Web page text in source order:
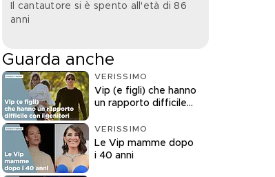
Il cantautore si è spento all'età di 86
anni
Guarda anche
VERISSIMO
Vip (e figli) che hanno
un rapporto difficile
VERISSIMO
Le Vip mamme dopo
i 40 anni